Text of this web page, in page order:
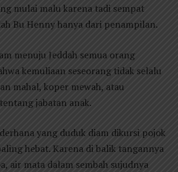
mulai malu karena tadi sempat
Bu Henny hanya dari penampilan.
menuju Jeddah semua orang
kemuliaan seseorang tidak selalu
mahal, koper mewah, atau
jabatan anak.
yang duduk diam dikursi pojok
hebat. Karena di balik tangannya
air mata dalam sembah sujudnya